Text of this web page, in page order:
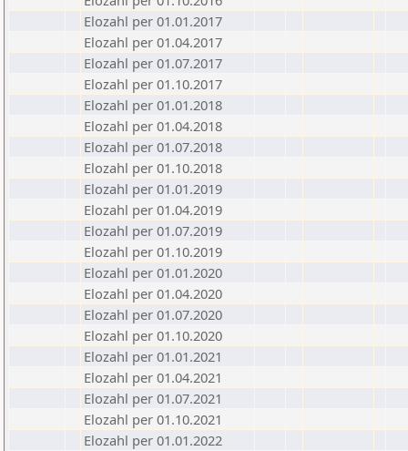
Elozahl per 01.01.2017
Elozahl per 01.04.2017
Elozahl per 01.07.2017
Elozahl per 01.10.2017
Elozahl per 01.01.2018
Elozahl per 01.04.2018
Elozahl per 01.07.2018
Elozahl per 01.10.2018
Elozahl per 01.01.2019
Elozahl per 01.04.2019
Elozahl per 01.07.2019
Elozahl per 01.10.2019
Elozahl per 01.01.2020
Elozahl per 01.04.2020
Elozahl per 01.07.2020
Elozahl per 01.10.2020
Elozahl per 01.01.2021
Elozahl per 01.04.2021
Elozahl per 01.07.2021
Elozahl per 01.10.2021
Elozahl per 01.01.2022